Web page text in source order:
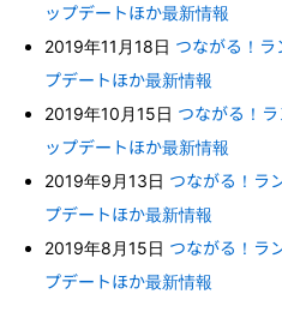
ップデートほか最新情報
2019年11月18日 つながる！ラ
プデートほか最新情報
2019年10月15日 つながる！
ップデートほか最新情報
2019年9月13日 つながる！ラ
プデートほか最新情報
2019年8月15日 つながる！ラ
プデートほか最新情報